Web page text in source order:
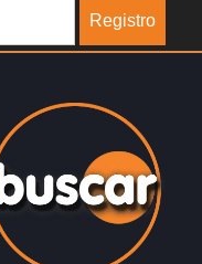
Registro